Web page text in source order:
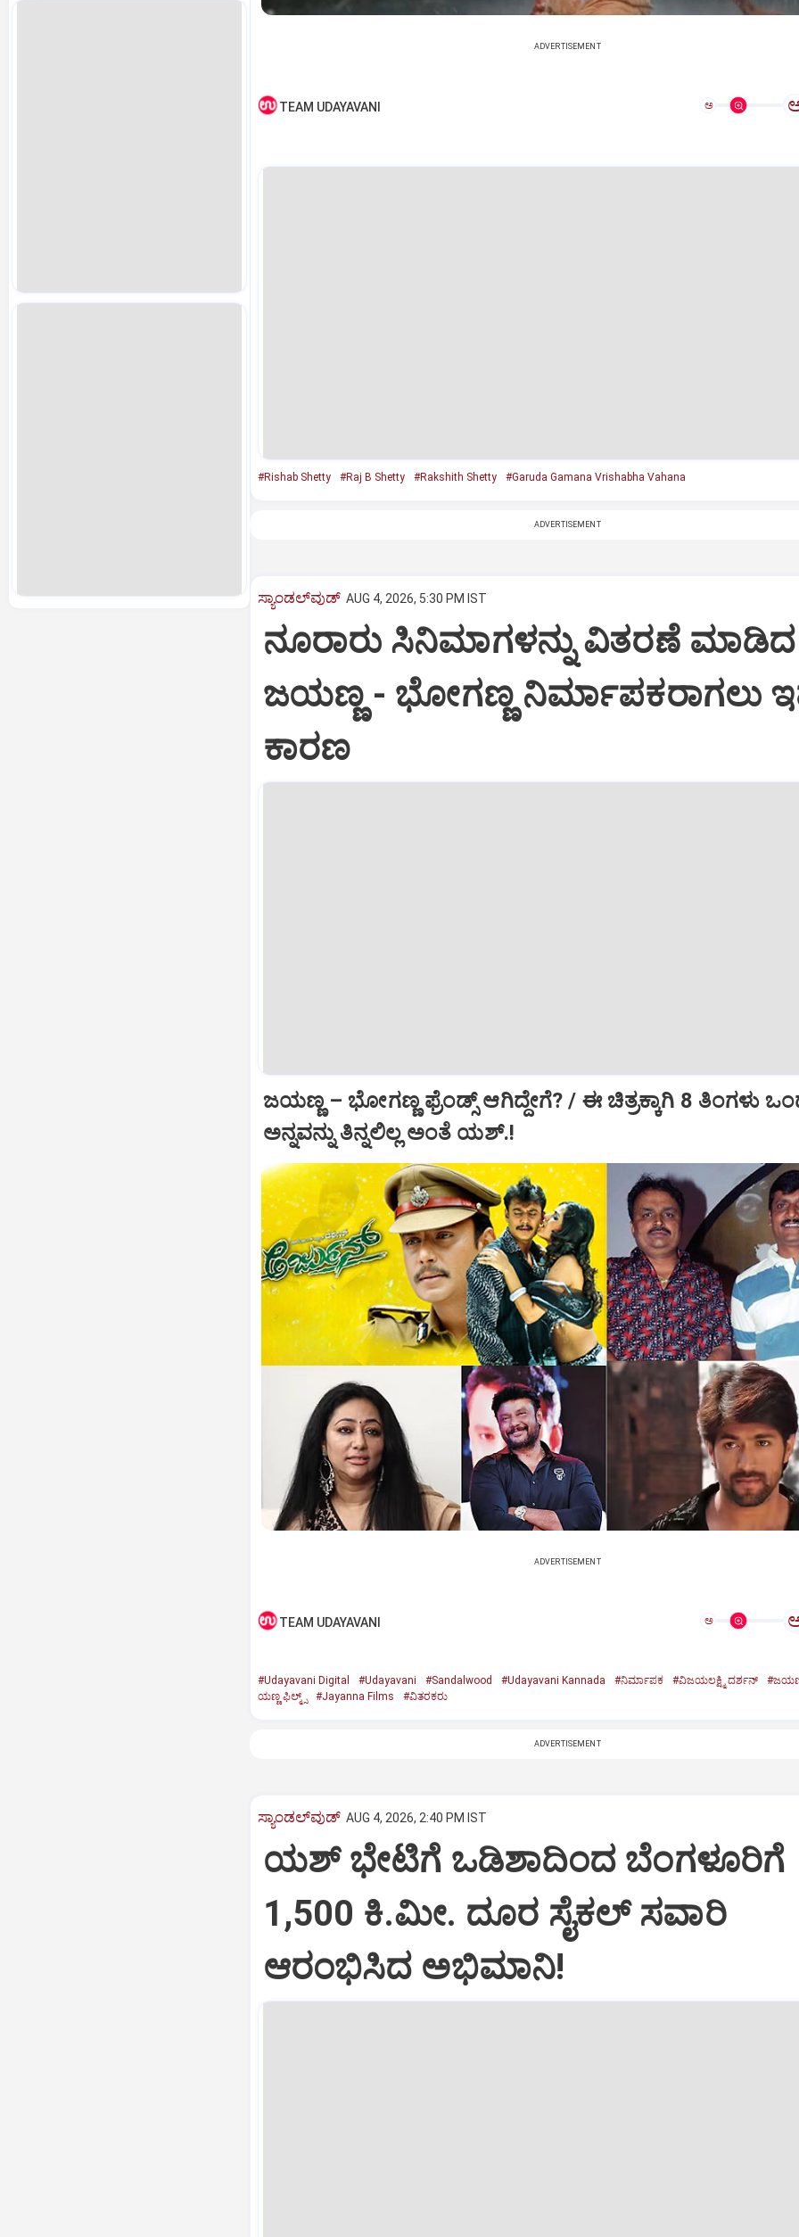
ADVERTISEMENT
TEAM UDAYAVANI ಅ
#Rishab Shetty #Raj B Shetty #Rakshith Shetty #Garuda Gamana Vrishabha Vahana
ADVERTISEMENT
ಸ್ಯಾಂಡಲ್‌ವುಡ್‌ AUG 4, 2026, 5:30 PM IST
ನೂರಾರು ಸಿನಿಮಾಗಳನ್ನು ವಿತರಣೆ ಮಾಡಿದ
ಜಯಣ್ಣ - ಭೋಗಣ್ಣ ನಿರ್ಮಾಪಕರಾಗಲು
ಕಾರಣ
ಜಯಣ್ಣ – ಭೋಗಣ್ಣ ಫ್ರೆಂಡ್ಸ್‌ ಆಗಿದ್ದೇಗೆ? / ಈ ಚಿತ್ರಕ್ಕಾಗಿ 8 ತಿಂಗಳು
ಅನ್ನವನ್ನು ತಿನ್ನಲಿಲ್ಲ ಅಂತೆ ಯಶ್.!
ADVERTISEMENT
TEAM UDAYAVANI ಅ
#Udayavani Digital #Udayavani #Sandalwood #Udayavani Kannada #ನಿರ್ಮಾಪಕ #ವಿಜಯಲಕ್ಷ್ಮಿ ದರ್ಶನ್‌
ಯಣ್ಣ ಫಿಲ್ಮ್ಸ್‌
#Jayanna Films #ವಿತರಕರು
ADVERTISEMENT
ಸ್ಯಾಂಡಲ್‌ವುಡ್‌ AUG 4, 2026, 2:40 PM IST
ಯಶ್‌ ಭೇಟಿಗೆ ಒಡಿಶಾದಿಂದ ಬೆಂಗಳೂರಿಗೆ
1,500 ಕಿ.ಮೀ. ದೂರ ಸೈಕಲ್‌ ಸವಾರಿ
ಆರಂಭಿಸಿದ ಅಭಿಮಾನಿ!